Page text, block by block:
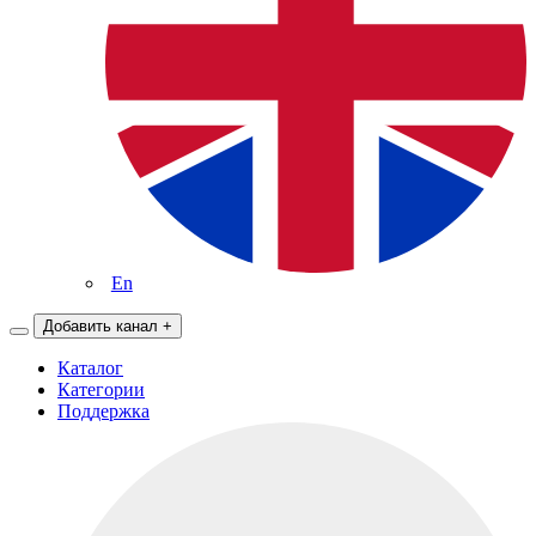
En
Добавить канал +
Каталог
Категории
Поддержка